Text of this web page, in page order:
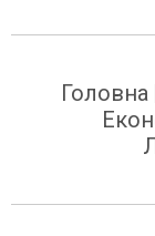
Головна